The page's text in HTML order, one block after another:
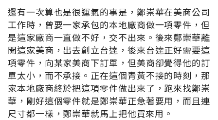
還有一次算也是很運氣的事是，鄭崇華在美商公司
工作時，曾要一家承包的本地廠商做一項零件，但
是這家廠商一直做不好，交不出來。後來鄭崇華離
開這家美商，出去創立台達，後來台達正好需要這
項零件，向某家美商下訂單，但美商卻覺得他的訂
單太小，而不承接。正在這個青黃不接的時刻，那
家本地廠商終於把這項零件做出來了，跑來找鄭崇
華，剛好這個零件就是鄭崇華正急著要用，而且連
尺寸都一樣，鄭崇華就馬上把他買來用。